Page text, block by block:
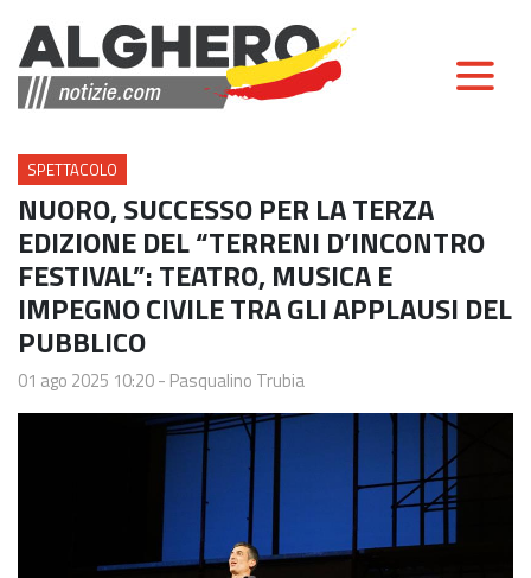
SPETTACOLO
NUORO, SUCCESSO PER LA TERZA
EDIZIONE DEL “TERRENI D’INCONTRO
FESTIVAL”: TEATRO, MUSICA E
IMPEGNO CIVILE TRA GLI APPLAUSI DEL
PUBBLICO
01 ago 2025 10:20- Pasqualino Trubia